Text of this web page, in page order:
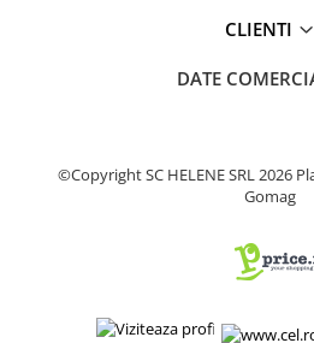
CLIENTI
DATE
©Copyright SC HELENE SRL 2026
Gomag